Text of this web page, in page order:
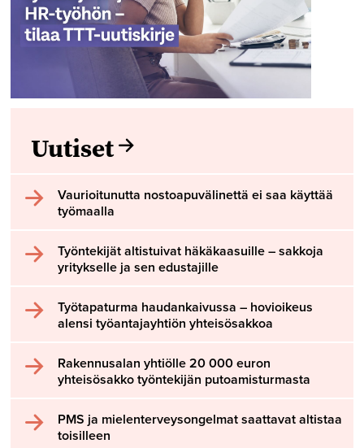
Uutiset
Vaurioitunutta nostoapuvälinettä ei saa käyttää
työmaalla
Työntekijät altistuivat häkäkaasuille – sakkoja
yritykselle ja sen edustajille
Työtapaturma haudankaivussa – hovioikeus
alensi työantajayhtiön yhteisösakkoa
Rakennusalan yhtiölle 20 000 euron
yhteisösakko työntekijän putoamisturmasta
PMS ja mielenterveysongelmat saattavat altistaa
toisilleen